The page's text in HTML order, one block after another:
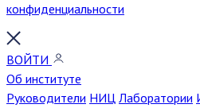
конфиденциальности
ВОЙТИ
Об институте
Руководители НИЦ Лаборатории